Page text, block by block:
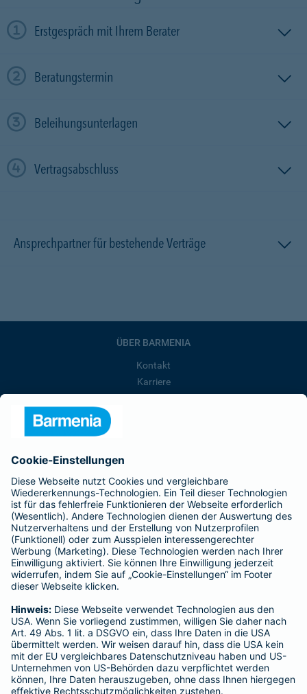
Erstgespräch mit Ihrem Berater
Beratungstermin
Beleihungsunterlagen
Vertragsabschluss
Ansprechpartner für bestehende Verträge
ÜBER BARMENIA
Kontakt
Karriere
Barmenia ist Teil der BarmeniaGothaer
BELIEBTE SEITEN
Kranken-Zusatzversicherung
Tierversicherungen
Haftpflichtversicherung
Hausratversicherung
Adresse ändern
Schaden melden
Kilometerstandsmeldung
Serviceübersicht